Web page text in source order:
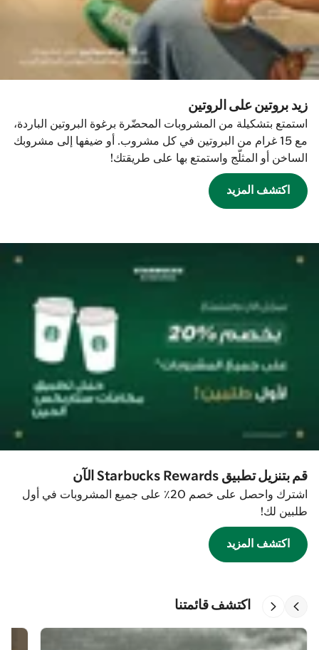
زيد بروتين على الروتين
استمتع بتشكيلة من المشروبات المحضّرة برغوة البروتين الباردة،
مع 15 غرام من البروتين في كل مشروب. أو ضيفها إلى مشروبك
الساخن أو المثلّج واستمتع بها على طريقتك!
اكتشف المزيد
قم بتنزيل تطبيق Starbucks Rewards الآن
اشترك واحصل على خصم 20٪ على جميع المشروبات في أول
طلبين لك!
اكتشف المزيد
اكتشف قائمتنا